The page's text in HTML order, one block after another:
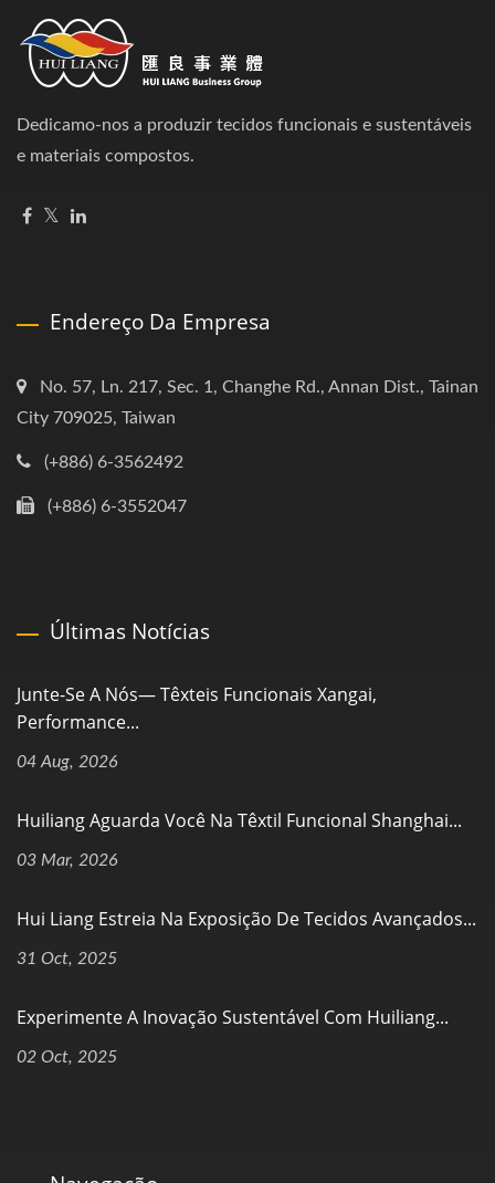
Dedicamo-nos a produzir tecidos funcionais e sustentáveis
e materiais compostos.
Endereço Da Empresa
No. 57, Ln. 217, Sec. 1, Changhe Rd., Annan Dist., Tainan
City 709025, Taiwan
(+886) 6-3562492
(+886) 6-3552047
Últimas Notícias
Junte-Se A Nós— Têxteis Funcionais Xangai,
Performance...
04 Aug, 2026
Huiliang Aguarda Você Na Têxtil Funcional Shanghai...
03 Mar, 2026
Hui Liang Estreia Na Exposição De Tecidos Avançados...
31 Oct, 2025
Experimente A Inovação Sustentável Com Huiliang...
02 Oct, 2025